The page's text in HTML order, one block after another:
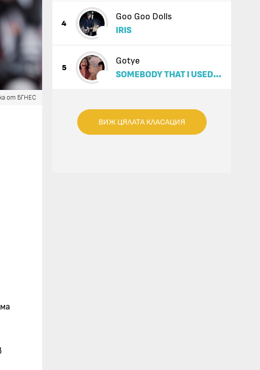
от БГНЕС
4
Goo Goo Dolls
IRIS
5
Gotye
SOMEBODY THAT I USED
ВИЖ ЦЯЛАТА КЛАСАЦИЯ